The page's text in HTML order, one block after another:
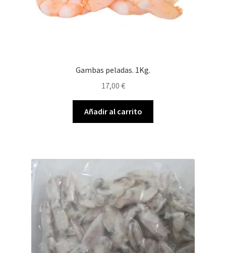
Gambas peladas. 1Kg.
17,00 €
Añadir al carrito